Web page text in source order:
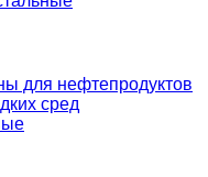
для нефтепродуктов
сред